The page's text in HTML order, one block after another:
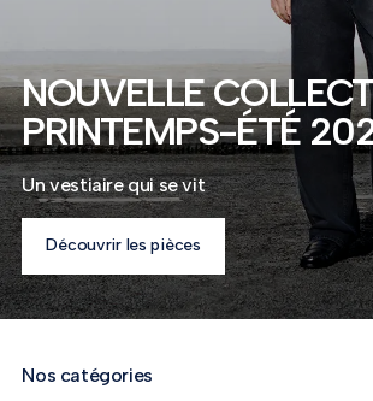
NOUVELLE
PRINTEMPS-ÉTÉ
Un vestiaire qui se vit
Découvrir les pièces
Nos catégories